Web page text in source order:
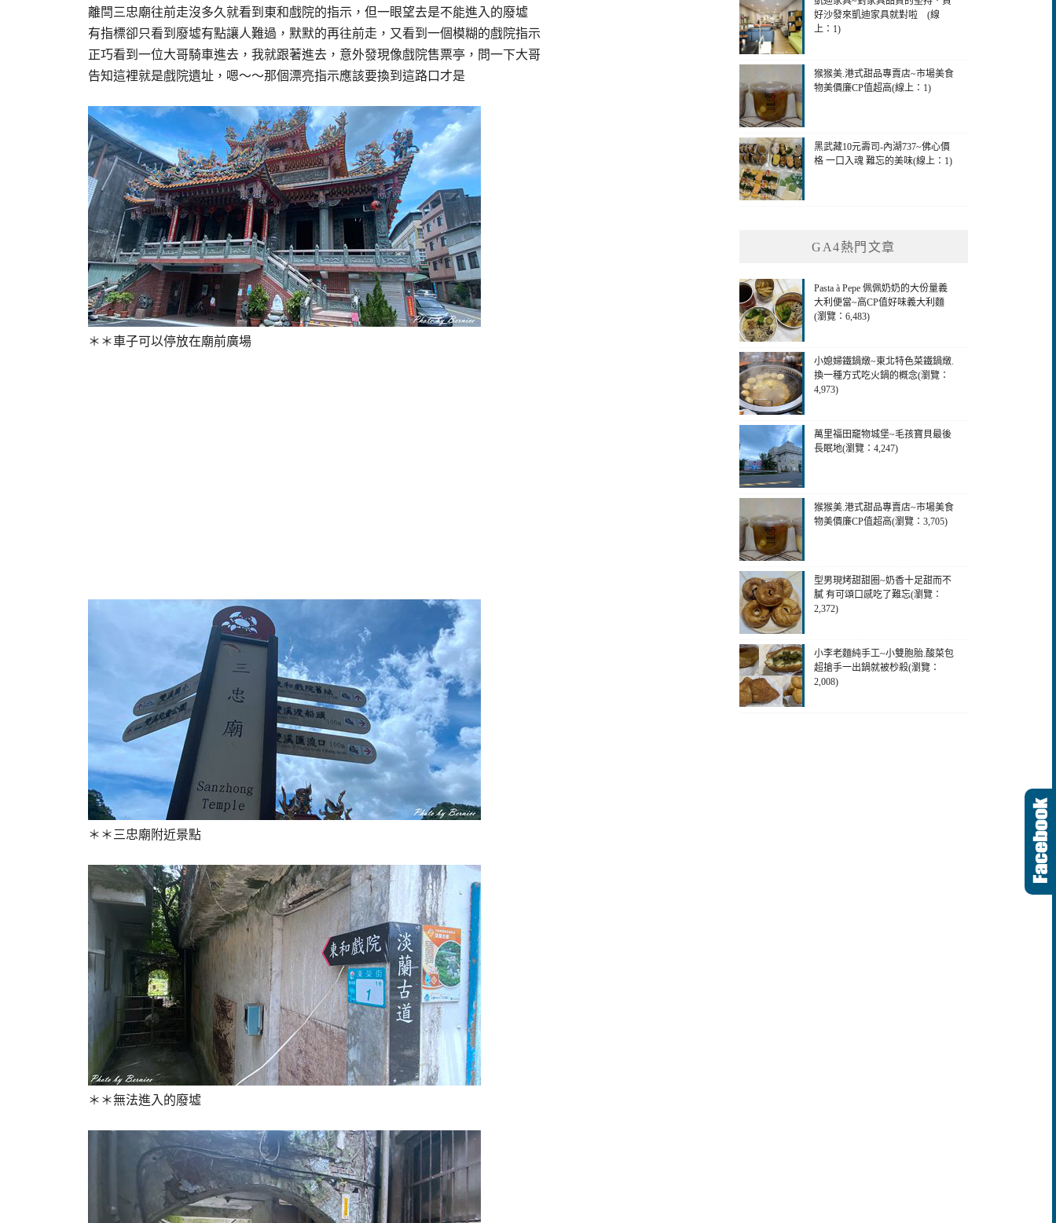
離閆三忠廟往前走沒多久就看到東和戲院的指示，但一眼望去是不能進入的廢墟
有指標卻只看到廢墟有點讓人難過，默默的再往前走，又看到一個模糊的戲院指示
正巧看到一位大哥騎車進去，我就跟著進去，意外發現像戲院售票亭，問一下大哥
告知這裡就是戲院遺址，嗯～～那個漂亮指示應該要換到這路口才是
＊＊車子可以停放在廟前廣場
＊＊三忠廟附近景點
＊＊無法進入的廢墟
好沙發來凱迪家具就對啦 (線
上：1)
猴猴美.港式甜品專賣店~市場美食
物美價廉CP值超高(線上：1)
黑武藏10元壽司-內湖737~佛心價
格 一口入魂 難忘的美味(線上：1)
GA4熱門文章
Pasta à Pepe 佩佩奶奶的大份量義
大利便當~高CP值好味義大利麵
(瀏覽：6,483)
小媳婦鐵鍋燉~東北特色菜鐵鍋燉.
換一種方式吃火鍋的概念(瀏覽：
4,973)
萬里福田竉物城堡~毛孩寶貝最後
長眠地(瀏覽：4,247)
猴猴美.港式甜品專賣店~市場美食
物美價廉CP值超高(瀏覽：3,705)
型男現烤甜甜圈~奶香十足甜而不
膩 有可頌口感吃了難忘(瀏覽：
2,372)
小李老麵純手工~小雙胞胎.酸菜包
超搶手一出鍋就被杪殺(瀏覽：
2,008)